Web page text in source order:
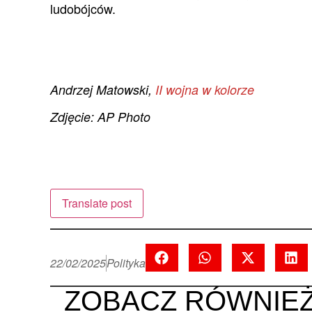
ludobójców.
Andrzej Matowski, II wojna w kolorze
Zdjęcie: AP Photo
Translate post
22/02/2025Polityka
ZOBACZ